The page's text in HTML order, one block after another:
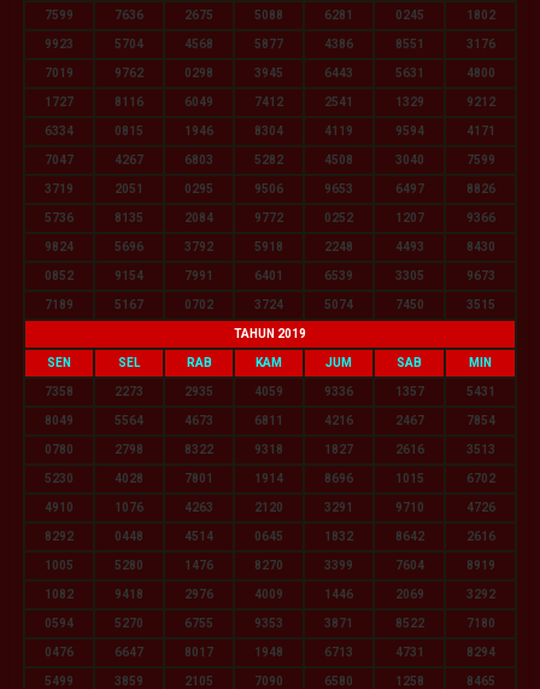
7599 7636 2675 5088 6281 0245 1802
9923 5704 4568 5877 4386 8551 3176
7019 9762 0298 3945 6443 5631 4800
1727 8116 6049 7412 2541 1329 9212
6334 0815 1946 8304 4119 9594 4171
7047 4267 6803 5282 4508 3040 7599
3719 2051 0295 9506 9653 6497 8826
5736 8135 2084 9772 0252 1207 9366
9824 5696 3792 5918 2248 4493 8430
0852 9154 7991 6401 6539 3305 9673
7189 5167 0702 3724 5074 7450 3515
TAHUN 2019
SEN SEL RAB KAM JUM SAB MIN
7358 2273 2935 4059 9336 1357 5431
8049 5564 4673 6811 4216 2467 7854
0780 2798 8322 9318 1827 2616 3513
5230 4028 7801 1914 8696 1015 6702
4910 1076 4263 2120 3291 9710 4726
8292 0448 4514 0645 1832 8642 2616
1005 5280 1476 8270 3399 7604 8919
1082 9418 2976 4009 1446 2069 3292
0594 5270 6755 9353 3871 8522 7180
0476 6647 8017 1948 6713 4731 8294
5499 3859 2105 7090 6580 1258 8465